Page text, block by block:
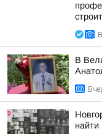
В
найти